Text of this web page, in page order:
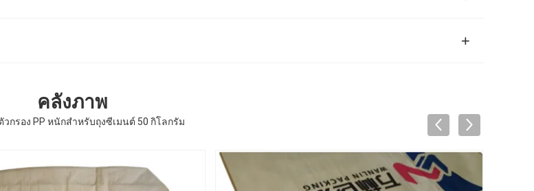
คลังภาพ
วกรอง PP หนักสําหรับถุงซีเมนต์ 50 กิโลกรัม